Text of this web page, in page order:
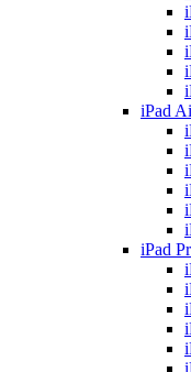
iPad
iPad